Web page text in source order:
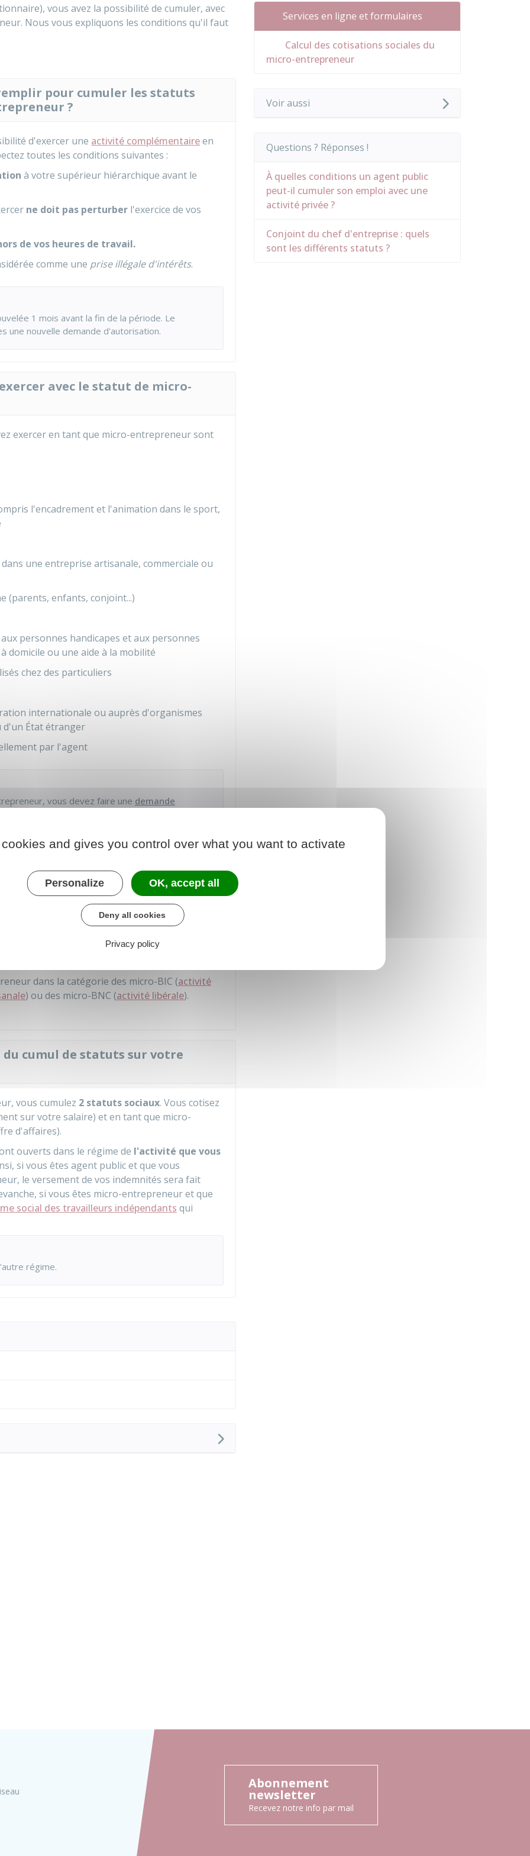
vous avez la possibilité de cumuler, avec
Nous vous expliquons les conditions qu'il faut
pour cumuler les statuts
?
d'exercer une activité complémentaireen
toutes les conditions suivantes :
à votre supérieur hiérarchique avant le
ne doit pas perturber l'exercice de vos
de vos heures de travail.
comme une prise illégale d'intérêts.
1 mois avant la fin de la période. Le
une nouvelle demande d'autorisation.
avec le statut de micro-
exercer en tant que micro-entrepreneur sont
l'encadrement et l'animation dans le sport,
dans une entreprise artisanale, commerciale ou
(parents, enfants, conjoint...)
personnes handicapes et aux personnes
domicile ou une aide à la mobilité
chez des particuliers
internationale ou auprès d'organismes
État étranger
par l'agent
vous devez faire une demande
du cumul de statuts sur votre
déclaration fiscale annuelle de la façon
" traitements et salaires "
dans la catégorie des micro-BIC (activité
) ou des micro-BNC (activité libérale).
du cumul de statuts sur votre
vous cumulez 2 statuts sociaux. Vous cotisez
sur votre salaire) et en tant que micro-
d'affaires).
ouverts dans le régime de l'activité que vous
si vous êtes agent public et que vous
le versement de vos indemnités sera fait
si vous êtes micro-entrepreneur et que
social des travailleurs indépendants qui
régime.
Services en ligne et formulaires
Calcul des cotisations sociales du
micro-entrepreneur
Voir aussi
Questions ? Réponses !
À quelles conditions un agent public
peut-il cumuler son emploi avec une
activité privée ?
Conjoint du chef d'entreprise : quels
sont les différents statuts ?
Abonnement
newsletter
Recevez notre info par mail
and gives you control over what you want to activate
Personalize OK, accept all
Deny all cookies
Privacy policy